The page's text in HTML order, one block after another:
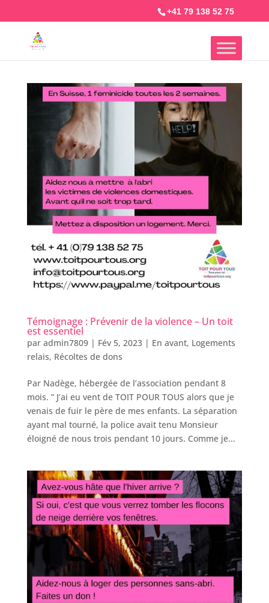
+41 79 138 52 75
Témoignage : Prévenir de la violence – Un toit
est essentiel
par admin7809| Fév 5, 2023| En avant, Logements
relais, Récoltes de dons
Par Nadège, hébergée de l’association pendant 8
mois. ” J’ai eu vent de TOIT POUR TOUS alors que je
venais de fuir le père de mes enfants. La séparation
ayant mal tourné, la police avait tenu Monsieur
éloigné de nous trois pendant 10 jours. Comme je...